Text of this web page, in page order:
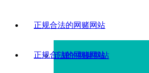
正规合法的网赌网站
正规的网赌网站
正规合法的网赌网站